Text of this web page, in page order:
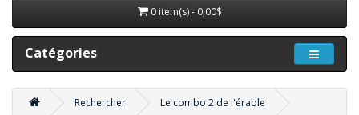
0 item(s) - 0,00$
Catégories
Rechercher Le combo 2 de l'érable